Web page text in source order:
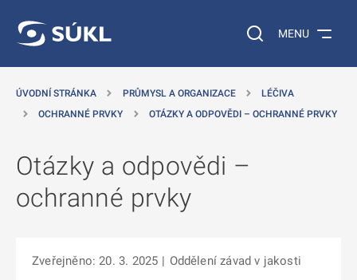
Vyhledávání na
MENU
ÚVODNÍ STRÁNKA PRŮMYSL A ORGANIZACE
LÉČIVA
OCHRANNÉ PRVKY
OTÁZKY A ODPOVĚDI – OCHRANNÉ PRVKY
Otázky a odpovědi –
ochranné prvky
Zveřejněno: 20. 3. 2025 | Oddělení závad v jakosti